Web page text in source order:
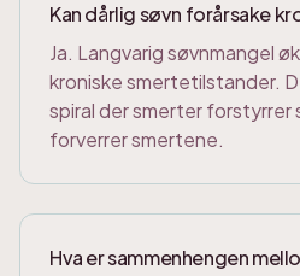
Kan dårlig søvn forårsake
Ja. Langvarig søvnmangel
kroniske smertetilstander.
spiral der smerter forstyrrer
forverrer smertene.
Hva er sammenhengen